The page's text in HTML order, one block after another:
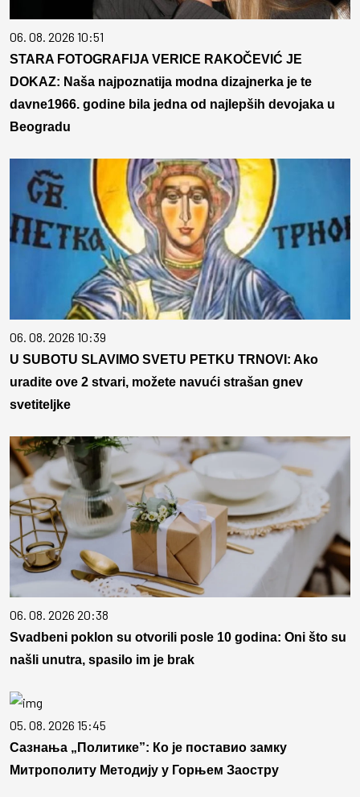
06. 08. 2026 10:51
STARA FOTOGRAFIJA VERICE RAKOČEVIĆ JE
DOKAZ: Naša najpoznatija modna dizajnerka je te
davne1966. godine bila jedna od najlepših devojaka u
Beogradu
06. 08. 2026 10:39
U SUBOTU SLAVIMO SVETU PETKU TRNOVI: Ako
uradite ove 2 stvari, možete navući strašan gnev
svetiteljke
06. 08. 2026 20:38
Svadbeni poklon su otvorili posle 10 godina: Oni što su
našli unutra, spasilo im je brak
05. 08. 2026 15:45
Сазнања „Политике”: Ко је поставио замку
Митрополиту Методију у Горњем Заостру